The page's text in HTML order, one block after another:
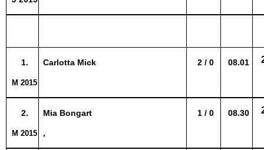
1.
M 2015
Carlotta Mick 2 / 0 08.01
2.
M 2015
Mia Bongart
,
1 / 0 08.30